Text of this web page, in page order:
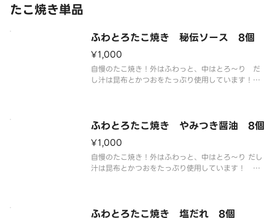
たこ焼き単品
ふわとろたこ焼き 秘伝ソース 8個
¥1,000
自慢のたこ焼き！外はふわっと、中はとろ～り だ
し汁は昆布とかつおをたっぷり使用しています！
ふわとろたこ焼き やみつき醤油 8個
¥1,000
自慢のたこ焼き！外はふわっと、中はとろ～り だし
汁は昆布とかつおをたっぷり使用しています！ や
ふわとろたこ焼き 塩だれ 8個